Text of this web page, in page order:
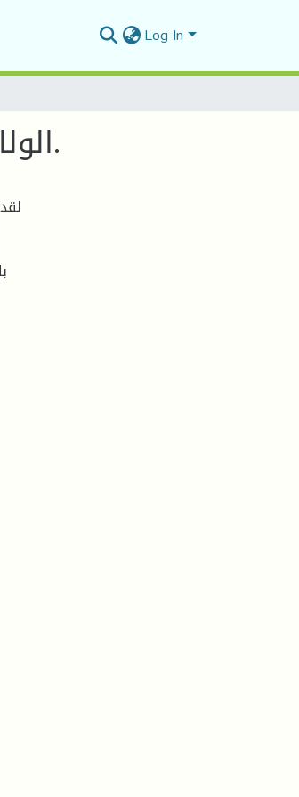
Log In
الولاية السادسة وعلاقتها بالولايات التاريخية الأخرى (1956-1962).